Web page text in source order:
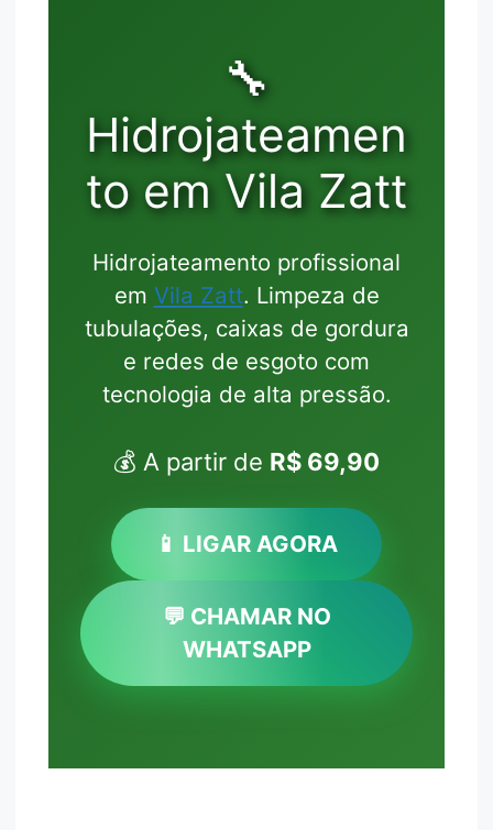
🔧
Hidrojateamen
to em Vila Zatt
Hidrojateamento profissional
em Vila Zatt. Limpeza de
tubulações, caixas de gordura
e redes de esgoto com
tecnologia de alta pressão.
💰 A partir de R$ 69,90
📱 LIGAR AGORA
💬 CHAMAR NO
WHATSAPP